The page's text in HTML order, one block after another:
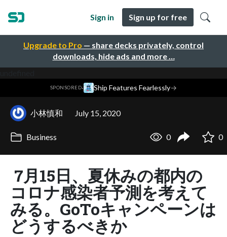
Upgrade to Pro — share decks privately, control
downloads, hide ads and more …
Sign in Sign up for free
SPONSORED· Ship Features Fearlessly→
小林慎和 July 15, 2020
Business 0 0
7月15日、夏休みの都内の
コロナ感染者予測を考えて
みる。GoToキャンペーンは
どうするべきか